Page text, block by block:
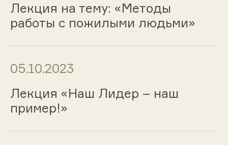
Лекция на тему: «Методы
работы с пожилыми людьми»
05.10.2023
Лекция «Наш Лидер – наш
пример!»